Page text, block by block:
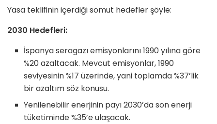
Yasa teklifinin içerdiği somut hedefler şöyle:
2030 Hedefleri:
İspanya seragazı emisyonlarını 1990 yılına göre
%20 azaltacak. Mevcut emisyonlar, 1990
seviyesinin %17 üzerinde, yani toplamda %37’lik
bir azaltım söz konusu.
Yenilenebilir enerjinin payı 2030’da son enerji
tüketiminde %35’e ulaşacak.